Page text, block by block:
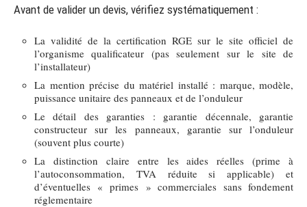
Avant de valider un devis, vérifiez systématiquement :
La validité de la certification RGE sur le site officiel de
l’organisme qualificateur (pas seulement sur le site de
l’installateur)
La mention précise du matériel installé : marque, modèle,
puissance unitaire des panneaux et de l’onduleur
Le détail des garanties : garantie décennale, garantie
constructeur sur les panneaux, garantie sur l’onduleur
(souvent plus courte)
La distinction claire entre les aides réelles (prime à
l’autoconsommation, TVA réduite si applicable) et
d’éventuelles « primes » commerciales sans fondement
réglementaire